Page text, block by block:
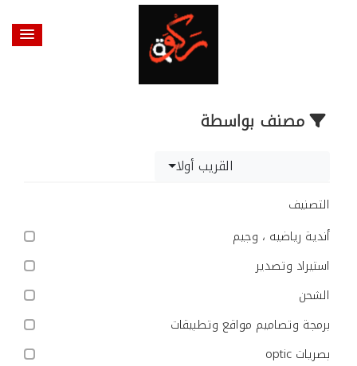
مصنف بواسطة
القريب أولا
التصنيف
أندية رياضيه ، وجيم
استيراد وتصدير
الشحن
برمجة وتصاميم مواقع وتطبيقات
بصريات optic